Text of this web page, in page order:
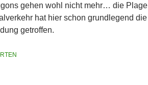
gehen wohl nicht mehr… die Plage
hat hier schon grundlegend die
getroffen.